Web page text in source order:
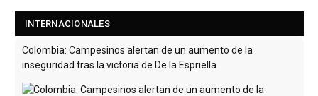
INTERNACIONALES
Colombia: Campesinos alertan de un aumento de la
inseguridad tras la victoria de De la Espriella